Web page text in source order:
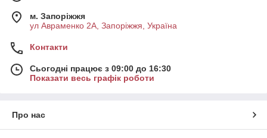
м. Запоріжжя
ул Авраменко 2А, Запоріжжя, Україна
Контакти
Сьогодні працює з 09:00 до 16:30
Показати весь графік роботи
Про нас